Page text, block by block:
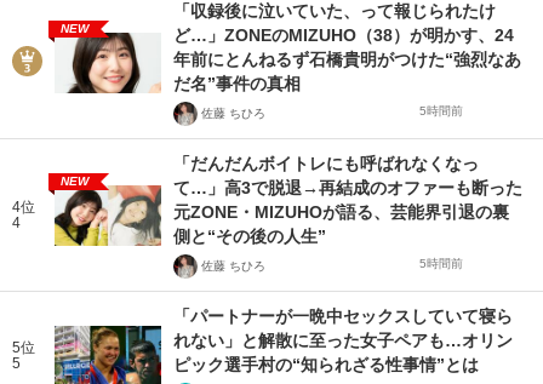
NEW
「収録後に泣いていた、って報じられたけ
ど…」ZONEのMIZUHO（38）が明かす、24
年前にとんねるず石橋貴明がつけた“強烈なあ
だ名”事件の真相
佐藤 ちひろ 5時間前
4位
4
NEW
「だんだんボイトレにも呼ばれなくなっ
て…」高3で脱退→再結成のオファーも断った
元ZONE・MIZUHOが語る、芸能界引退の裏
側と“その後の人生”
佐藤 ちひろ 5時間前
5位
5
「パートナーが一晩中セックスしていて寝ら
れない」と解散に至った女子ペアも…オリン
ピック選手村の“知られざる性事情”とは